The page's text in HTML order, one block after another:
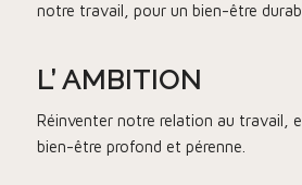
notre travail, pour un bien-être
L’ AMBITION
Réinventer notre relation au travail,
bien-être profond et pérenne.